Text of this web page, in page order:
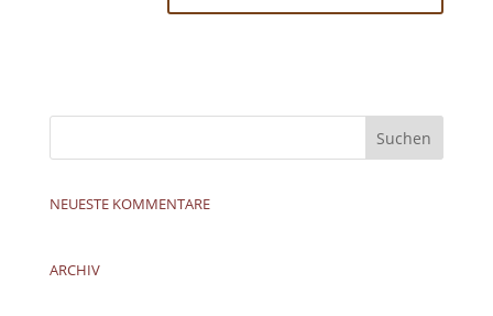
NEUESTE KOMMENTARE
ARCHIV